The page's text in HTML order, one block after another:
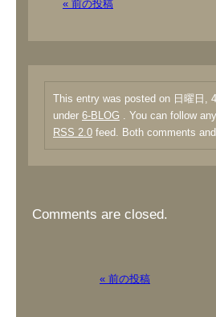
« 前の投稿
This entry was posted on 日曜日,
under 6-BLOG . You can follow
RSS 2.0 feed. Both comments
Comments are closed.
« 前の投稿